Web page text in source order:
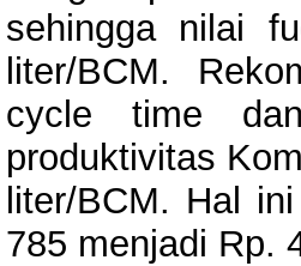
sehingga nilai
liter/BCM.
cycle time
produktivitas
liter/BCM. Hal
785 menjadi Rp.